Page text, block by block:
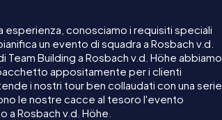
esperienza, conosciamo i requisiti speciali
un evento di squadra a Rosbach v.d.
Team Building a Rosbach v.d. Höhe abbiamo
appositamente per i clienti
i nostri tour ben collaudati con una serie
le nostre cacce al tesoro l'evento
Rosbach v.d. Höhe.